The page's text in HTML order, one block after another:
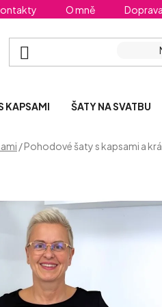
O mně
KAPSAMI ŠATY NA SVATBU
/Pohodové šaty s kapsami a